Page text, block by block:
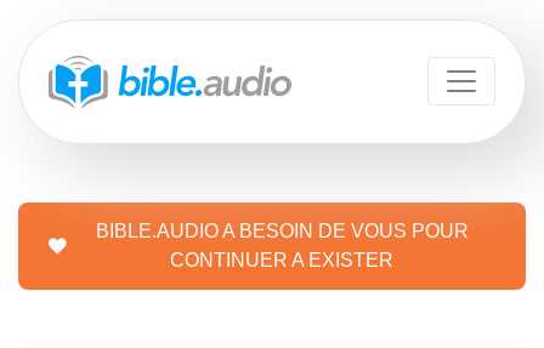
BIBLE.AUDIO A BESOIN DE VOUS POUR
CONTINUER A EXISTER